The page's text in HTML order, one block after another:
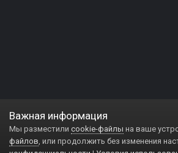
Важная информация
Мы разместили cookie-файлы на ваше
файлов, или продолжить без изменения